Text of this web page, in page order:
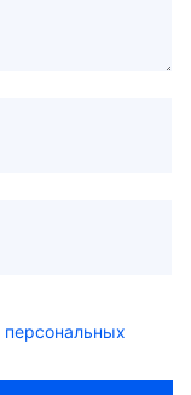
персональных